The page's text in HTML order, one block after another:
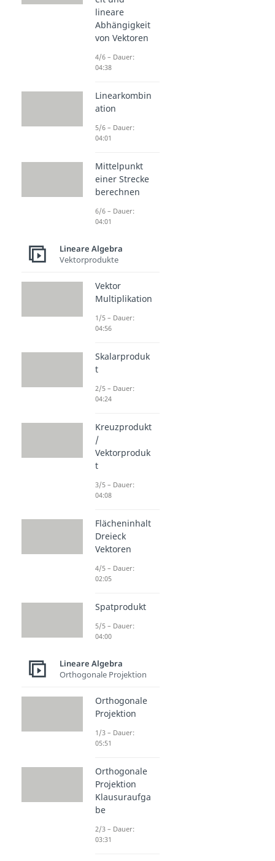
lineare
Abhängigkeit
von Vektoren
4/6 – Dauer:
04:38
Linearkombin
ation
5/6 – Dauer:
04:01
Mittelpunkt
einer Strecke
berechnen
6/6 – Dauer:
04:01
Lineare Algebra
Vektorprodukte
Vektor
Multiplikation
1/5 – Dauer:
04:56
Skalarproduk
t
2/5 – Dauer:
04:24
Kreuzprodukt
/
Vektorproduk
t
3/5 – Dauer:
04:08
Flächeninhalt
Dreieck
Vektoren
4/5 – Dauer:
02:05
Spatprodukt
5/5 – Dauer:
04:00
Lineare Algebra
Orthogonale Projektion
Orthogonale
Projektion
1/3 – Dauer:
05:51
Orthogonale
Projektion
Klausuraufga
be
2/3 – Dauer:
03:31